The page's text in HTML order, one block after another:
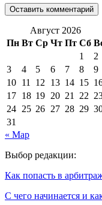
Август 2026
Пн Вт Ср Чт Пт Сб
1
2
3
4 5 6 7 8
9
10 11 12 13 14 15
17 18 19 20 21 22
24 25 26 27 28 29
31
« Мар
Выбор редакции:
Как попасть в
С чего начинается и